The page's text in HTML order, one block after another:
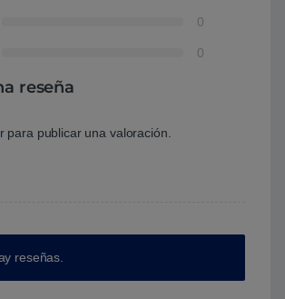
0
0
reseña
para publicar una valoración.
reseñas.